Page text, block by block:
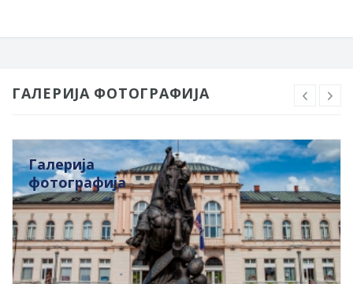
ГАЛЕРИЈА ФОТОГРАФИЈА
Галерија
фотографија